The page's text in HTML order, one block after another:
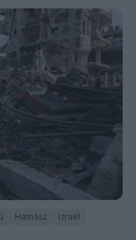
Hamász
Izrael